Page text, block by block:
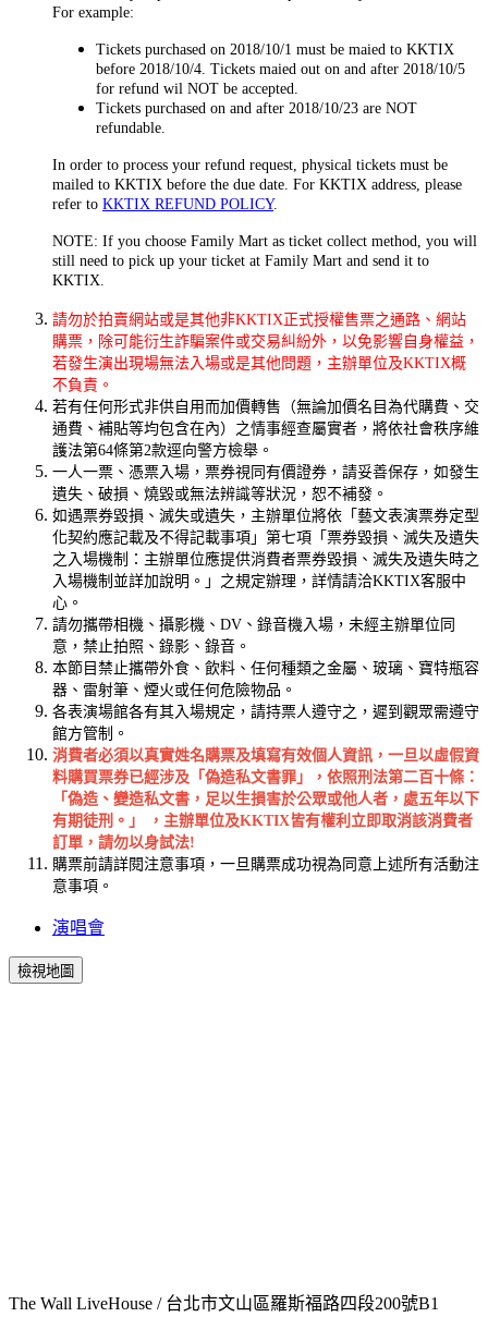
For example:
Tickets purchased on 2018/10/1 must be maied to KKTIX
before 2018/10/4. Tickets maied out on and after 2018/10/5
for refund wil NOT be accepted.
Tickets purchased on and after 2018/10/23 are NOT
refundable.
In order to process your refund request, physical tickets must be
mailed to KKTIX before the due date. For KKTIX address, please
refer to KKTIX REFUND POLICY.
NOTE: If you choose Family Mart as ticket collect method, you will
still need to pick up your ticket at Family Mart and send it to
KKTIX.
請勿於拍賣網站或是其他非KKTIX正式授權售票之通路、網站
購票，除可能衍生詐騙案件或交易糾紛外，以免影響自身權益，
若發生演出現場無法入場或是其他問題，主辦單位及KKTIX概
不負責。
若有任何形式非供自用而加價轉售（無論加價名目為代購費、交
通費、補貼等均包含在內）之情事經查屬實者，將依社會秩序維
護法第64條第2款逕向警方檢舉。
一人一票、憑票入場，票券視同有價證券，請妥善保存，如發生
遺失、破損、燒毀或無法辨識等狀況，恕不補發。
如遇票券毀損、滅失或遺失，主辦單位將依「藝文表演票券定型
化契約應記載及不得記載事項」第七項「票券毀損、滅失及遺失
之入場機制：主辦單位應提供消費者票券毀損、滅失及遺失時之
入場機制並詳加說明。」之規定辦理，詳情請洽KKTIX客服中
心。
請勿攜帶相機、攝影機、DV、錄音機入場，未經主辦單位同
意，禁止拍照、錄影、錄音。
本節目禁止攜帶外食、飲料、任何種類之金屬、玻璃、寶特瓶容
器、雷射筆、煙火或任何危險物品。
各表演場館各有其入場規定，請持票人遵守之，遲到觀眾需遵守
館方管制。
消費者必須以真實姓名購票及填寫有效個人資訊，一旦以虛假資
料購買票券已經涉及「偽造私文書罪」，依照刑法第二百十條：
「偽造、變造私文書，足以生損害於公眾或他人者，處五年以下
有期徒刑。」 ，主辦單位及KKTIX皆有權利立即取消該消費者
訂單，請勿以身試法!
購票前請詳閱注意事項，一旦購票成功視為同意上述所有活動注
意事項。
演唱會
檢視地圖
The Wall LiveHouse / 台北市文山區羅斯福路四段200號B1